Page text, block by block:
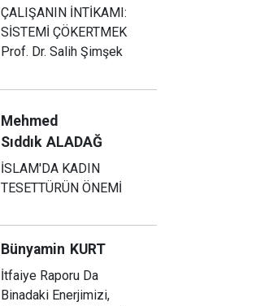
ÇALIŞANIN İNTİKAMI:
SİSTEMİ ÇÖKERTMEK
Prof. Dr. Salih Şimşek
Mehmed
Sıddık ALADAĞ
İSLAM'DA KADIN
TESETTÜRÜN ÖNEMİ
Bünyamin KURT
İtfaiye Raporu Da
Binadaki Enerjimizi,